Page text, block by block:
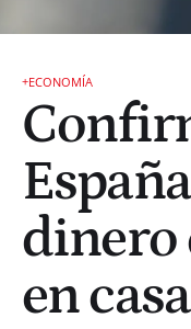
+ECONOMÍA
dinero
en